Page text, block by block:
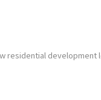
residential